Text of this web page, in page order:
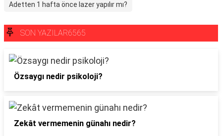
Adetten 1 hafta önce lazer yapılır mı?
SON YAZILAR6565
Özsaygı nedir psikoloji?
Zekât vermemenin günahı nedir?